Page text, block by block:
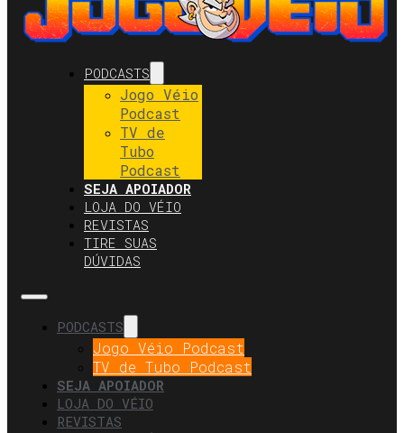
PODCASTS
Jogo Véio
Podcast
TV de
Tubo
Podcast
SEJA APOIADOR
LOJA DO VÉIO
REVISTAS
TIRE SUAS
DÚVIDAS
PODCASTS
Jogo Véio Podcast
TV de Tubo Podcast
SEJA APOIADOR
LOJA DO VÉIO
REVISTAS